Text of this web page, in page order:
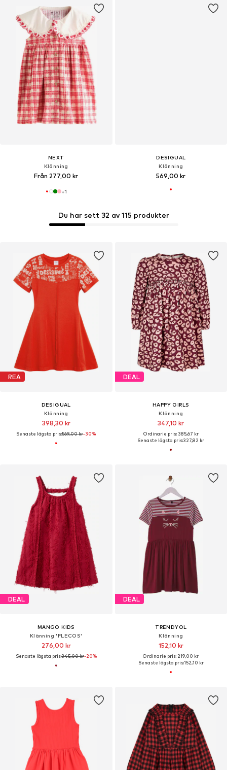
NEXT
Klänning
Från 277,00 kr
+1
DESIGUAL
Klänning
569,00 kr
REA
DESIGUAL
Klänning
398,30 kr
Senaste lägsta pris:569,00 kr-30%
Du har sett 32 av 115 produkter
DEAL
HAPPY GIRLS
Klänning
347,10 kr
Ordinarie pris: 385,67 kr
Senaste lägsta pris:327,82 kr
DEAL
MANGO KIDS
Klänning 'FLECOS'
276,00 kr
Senaste lägsta pris:345,00 kr-20%
DEAL
TRENDYOL
Klänning
152,10 kr
Ordinarie pris: 219,00 kr
Senaste lägsta pris:152,10 kr